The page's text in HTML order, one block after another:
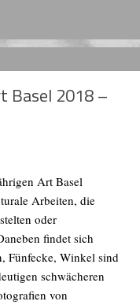
Basel 2018 –
Art Basel
Arbeiten, die
oder
findet sich
Fünfecke, Winkel sind
schwächeren
von